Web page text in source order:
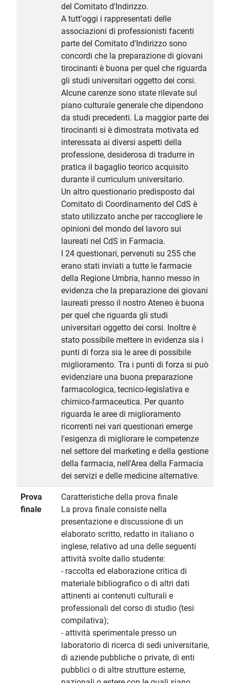
del Comitato d'Indirizzo.
A tutt'oggi i rappresentati delle
associazioni di professionisti facenti
parte del Comitato d'Indirizzo sono
concordi che la preparazione di giovani
tirocinanti è buona per quel che riguarda
gli studi universitari oggetto dei corsi.
Alcune carenze sono state rilevate sul
piano culturale generale che dipendono
da studi precedenti. La maggior parte dei
tirocinanti si è dimostrata motivata ed
interessata ai diversi aspetti della
professione, desiderosa di tradurre in
pratica il bagaglio teorico acquisito
durante il curriculum universitario.
Un altro questionario predisposto dal
Comitato di Coordinamento del CdS è
stato utilizzato anche per raccogliere le
opinioni del mondo del lavoro sui
laureati nel CdS in Farmacia.
I 24 questionari, pervenuti su 255 che
erano stati inviati a tutte le farmacie
della Regione Umbria, hanno messo in
evidenza che la preparazione dei giovani
laureati presso il nostro Ateneo è buona
per quel che riguarda gli studi
universitari oggetto dei corsi. Inoltre è
stato possibile mettere in evidenza sia i
punti di forza sia le aree di possibile
miglioramento. Tra i punti di forza si può
evidenziare una buona preparazione
farmacologica, tecnico-legislativa e
chimico-farmaceutica. Per quanto
riguarda le aree di miglioramento
ricorrenti nei vari questionari emerge
l'esigenza di migliorare le competenze
nel settore del marketing e della gestione
della farmacia, nell'Area della Farmacia
dei servizi e delle medicine alternative.
Prova
finale
Caratteristiche della prova finale
La prova finale consiste nella
presentazione e discussione di un
elaborato scritto, redatto in italiano o
inglese, relativo ad una delle seguenti
attività svolte dallo studente:
- raccolta ed elaborazione critica di
materiale bibliografico o di altri dati
attinenti ai contenuti culturali e
professionali del corso di studio (tesi
compilativa);
- attività sperimentale presso un
laboratorio di ricerca di sedi universitarie,
di aziende pubbliche o private, di enti
pubblici o di altre strutture esterne,